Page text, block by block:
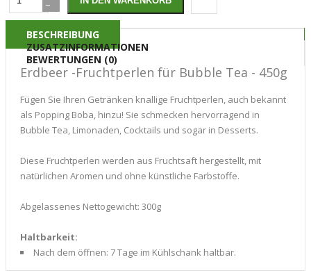
−
BESCHREIBUNG
ZUSATZINFORMATIONEN
BEWERTUNGEN (0)
Erdbeer -Fruchtperlen für Bubble Tea - 450g
Fügen Sie Ihren Getränken knallige Fruchtperlen, auch bekannt
als Popping Boba, hinzu! Sie schmecken hervorragend in
Bubble Tea, Limonaden, Cocktails und sogar in Desserts.
Diese Fruchtperlen werden aus Fruchtsaft hergestellt, mit
natürlichen Aromen und ohne künstliche Farbstoffe.
Abgelassenes Nettogewicht: 300g
Haltbarkeit:
Nach dem öffnen: 7 Tage im Kühlschank haltbar.